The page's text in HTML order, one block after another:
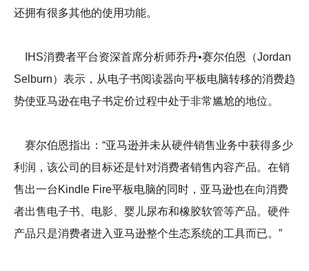
还拥有很多其他的使用功能。
IHS消费者平台资深首席分析师乔丹•赛尔伯恩（Jordan
Selburn）表示，从电子书阅读器向平板电脑转移的消费趋
势使亚马逊在电子书定价过程中处于非常尴尬的地位。
赛尔伯恩指出：“亚马逊并未从硬件销售业务中获得多少
利润，该公司的目标还是针对消费者销售内容产品。在销
售出一台Kindle Fire平板电脑的同时，亚马逊也在向消费
者出售电子书、电影、婴儿尿布和橡胶软管等产品。硬件
产品只是消费者进入亚马逊整个生态系统的工具而已。”